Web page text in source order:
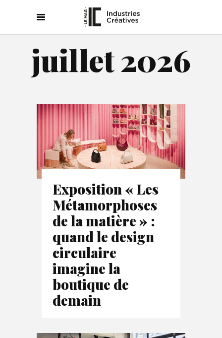
juillet 2026
Exposition « Les
Métamorphoses
de la matière » :
quand le design
circulaire
imagine la
boutique de
demain